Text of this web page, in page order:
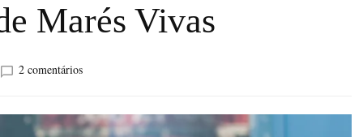
Marés Vivas
2 comentáriosem
de